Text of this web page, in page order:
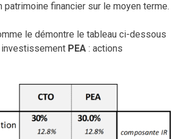
financier sur le moyen terme.
le démontre le tableau ci-dessous
investissement PEA : actions